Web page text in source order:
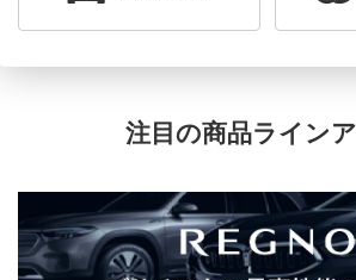
注目の商品ライン